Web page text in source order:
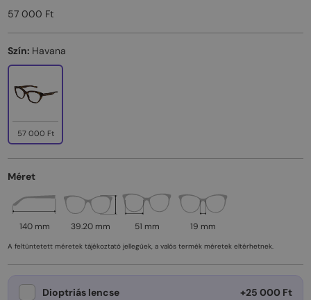
57 000 Ft
Szín: Havana
57 000 Ft
Méret
140 mm 39.20 mm 51 mm 19 mm
A feltüntetett méretek tájékoztató jellegűek, a valós termék méretek eltérhetnek.
Dioptriás lencse +25 000 Ft